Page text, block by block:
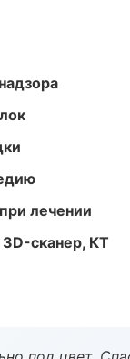
лечении
сканер, КТ